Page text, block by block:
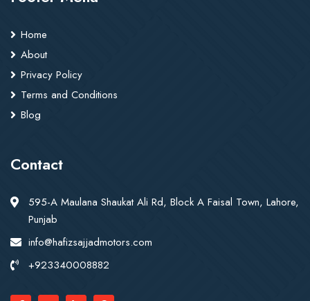
Home
About
Privacy Policy
Terms and Conditions
Blog
Contact
595-A Maulana Shaukat Ali Rd, Block A Faisal Town, Lahore,
Punjab
info@hafizsajjadmotors.com
+923340008882